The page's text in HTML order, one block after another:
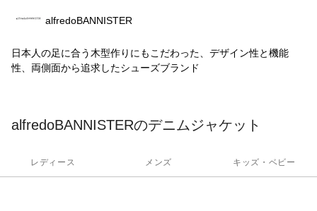
alfredoBANNISTER
日本人の足に合う木型作りにもこだわった、デザイン性と機能
性、両側面から追求したシューズブランド
alfredoBANNISTERのデニムジャケット
レディース メンズ キッズ・ベビー